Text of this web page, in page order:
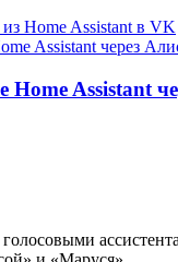
Home Assistant